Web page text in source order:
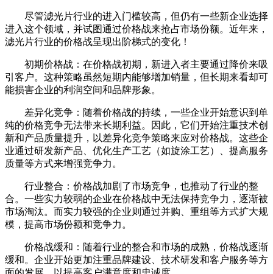
尽管滤光片行业的进入门槛较高，但仍有一些新企业选择
进入这个领域，并试图通过价格战来抢占市场份额。近年来，
滤光片行业的价格战呈现出阶梯式的变化！
初期价格战：在价格战初期，新进入者主要通过降价来吸
引客户。这种策略虽然短期内能够增加销量，但长期来看却可
能损害企业的利润空间和品牌形象。
差异化竞争：随着价格战的持续，一些企业开始意识到单
纯的价格竞争无法带来长期利益。因此，它们开始注重技术创
新和产品质量提升，以差异化竞争策略来应对价格战。这些企
业通过研发新产品、优化生产工艺（如旋涂工艺）、提高服务
质量等方式来增强竞争力。
行业整合：价格战加剧了市场竞争，也推动了行业的整
合。一些实力较弱的企业在价格战中无法保持竞争力，逐渐被
市场淘汰。而实力较强的企业则通过并购、重组等方式扩大规
模，提高市场份额和竞争力。
价格战缓和：随着行业的整合和市场的成熟，价格战逐渐
缓和。企业开始更加注重品牌建设、技术研发和客户服务等方